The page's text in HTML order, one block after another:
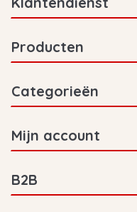
Producten
Categorieën
Mijn account
B2B